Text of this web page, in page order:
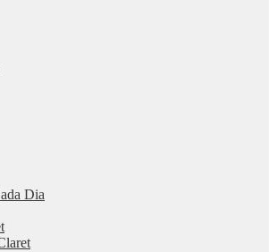
Dia